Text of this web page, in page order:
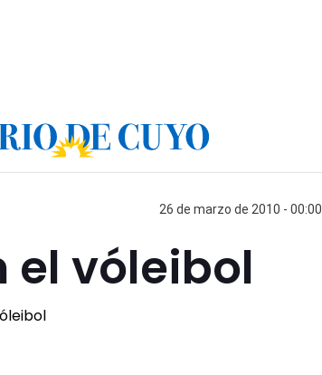
26 de marzo de 2010 - 00:00
el vóleibol